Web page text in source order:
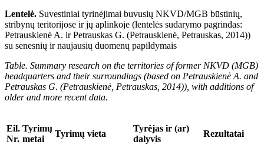
Lentelė. Suvestiniai tyrinėjimai buvusių NKVD/MGB būstinių,
stribynų teritorijose ir jų aplinkoje (lentelės sudarymo pagrindas:
Petrauskienė A. ir Petrauskas G. (Petrauskienė, Petrauskas, 2014))
su senesnių ir naujausių duomenų papildymais
Table. Summary research on the territories of former NKVD (MGB)
headquarters and their surroundings (based on Petrauskienė A. and
Petrauskas G. (Petrauskienė, Petrauskas, 2014)), with additions of
older and more recent data.
Eil.
Nr.
Tyrimų
metai
Tyrimų vieta
Tyrėjas ir (ar)
dalyvis
Rezultatai